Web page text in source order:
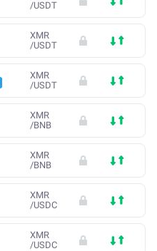
/USDT
XMR
/USDT
XMR
/USDT
XMR
/BNB
XMR
/BNB
XMR
/USDC
XMR
/USDC